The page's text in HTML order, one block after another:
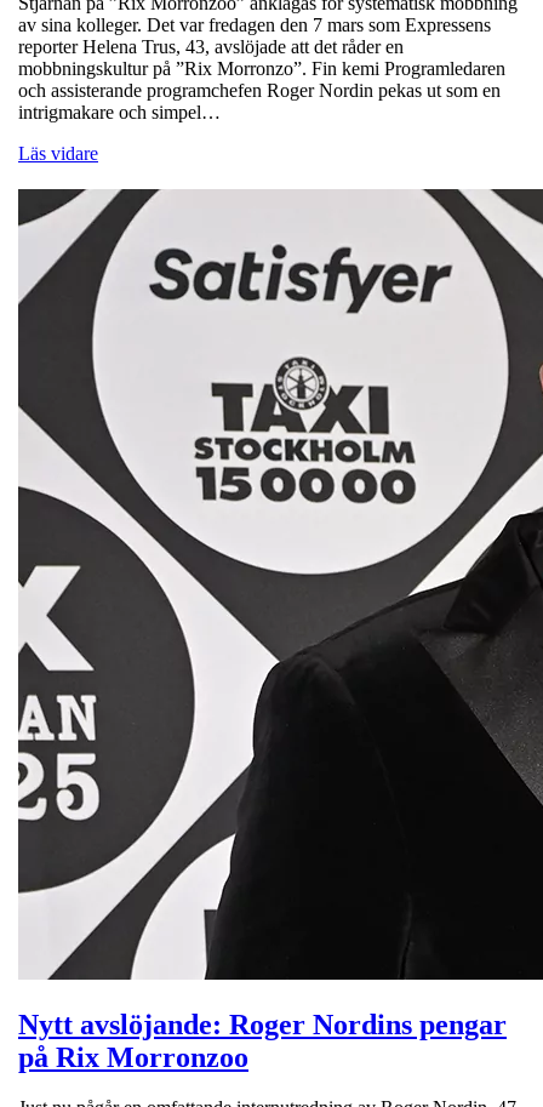
av sina kolleger. Det var fredagen den 7 mars som Expressens
reporter Helena Trus, 43, avslöjade att det råder en
mobbningskultur på ”Rix Morronzo”. Fin kemi Programledaren
och assisterande programchefen Roger Nordin pekas ut som en
intrigmakare och simpel…
Läs vidare
Nytt avslöjande: Roger Nordins pengar
på Rix Morronzoo